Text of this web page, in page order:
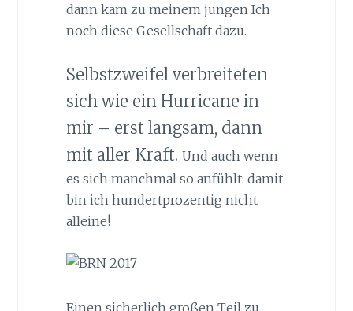
dann kam zu meinem jungen Ich
noch diese Gesellschaft dazu.
Selbstzweifel verbreiteten
sich wie ein Hurricane in
mir – erst langsam, dann
mit aller Kraft. Und auch wenn
es sich manchmal so anfühlt: damit
bin ich hundertprozentig nicht
alleine!
Einen sicherlich großen Teil zu